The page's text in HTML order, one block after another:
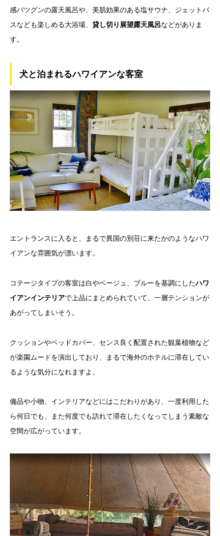
感バツグンの露天風呂や、美肌効果のある塩サウナ、ジェットバ
スなども楽しめる大浴場、 貸し切り展望露天風呂などがありま
す。
犬と泊まれるハワイアンな客室
エントランスに入ると、まるで異国の別荘に来たかのようなハワ
イアンな雰囲気が漂います。
コテージタイプの客室は白やベージュ、ブルーを基調にしたハワ
イアンインテリアで上品にまとめられていて、一層テンションが
あがってしまいそう。
クッションやベッドカバー、センス良く配置された観葉植物など
が楽園ムードを演出しており、まるで海外のホテルに滞在してい
るような気分になれますよ。
備品や小物、インテリアなどにはこだわりがあり、一度利用した
ら何日でも、また何度でも訪れて滞在したくなってしまう素敵な
空間が広がっています。